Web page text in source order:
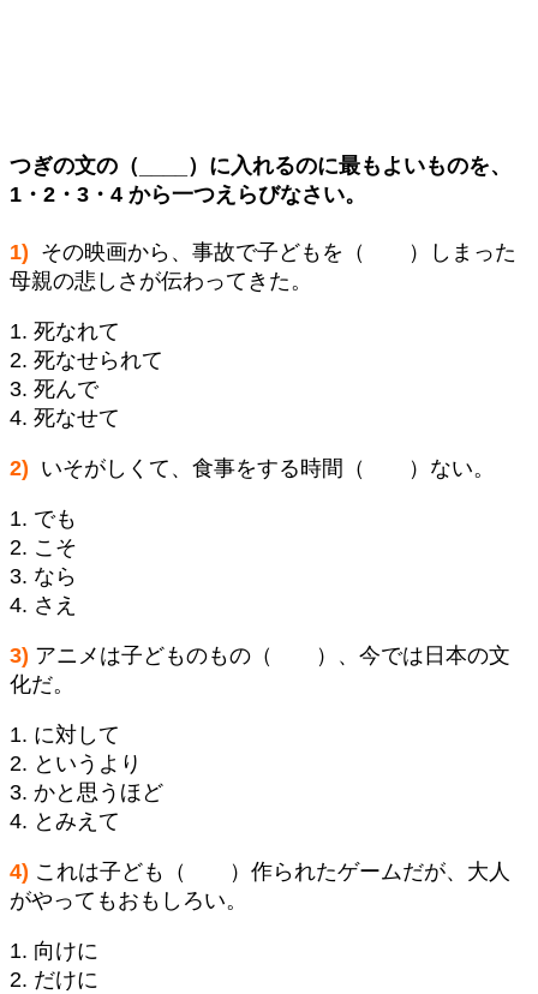
つぎの文の（____）に入れるのに最もよいものを、
1 ・ 2 ・ 3 ・ 4 から一つえらびなさい。
1) その映画から、事故で子どもを（ ）しまった
母親の悲しさが伝わってきた。
1. 死なれて
2. 死なせられて
3. 死んで
4. 死なせて
2) いそがしくて、食事をする時間（ ）ない。
1. でも
2. こそ
3. なら
4. さえ
3) アニメは子どものもの（ ）、今では日本の文
化だ。
1. に対して
2. というより
3. かと思うほど
4. とみえて
4) これは子ども（ ）作られたゲームだが、大人
がやってもおもしろい。
1. 向けに
2. だけに